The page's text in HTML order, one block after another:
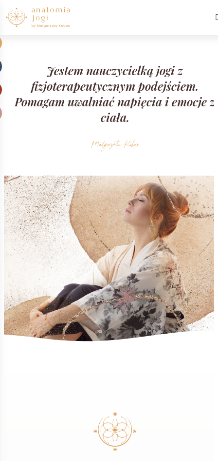
Jestem nauczycielką jogi z
fizjoterapeutycznym podejściem.
Pomagam uwalniać napięcia i emocje z
ciała.
Małgorzata Kobus